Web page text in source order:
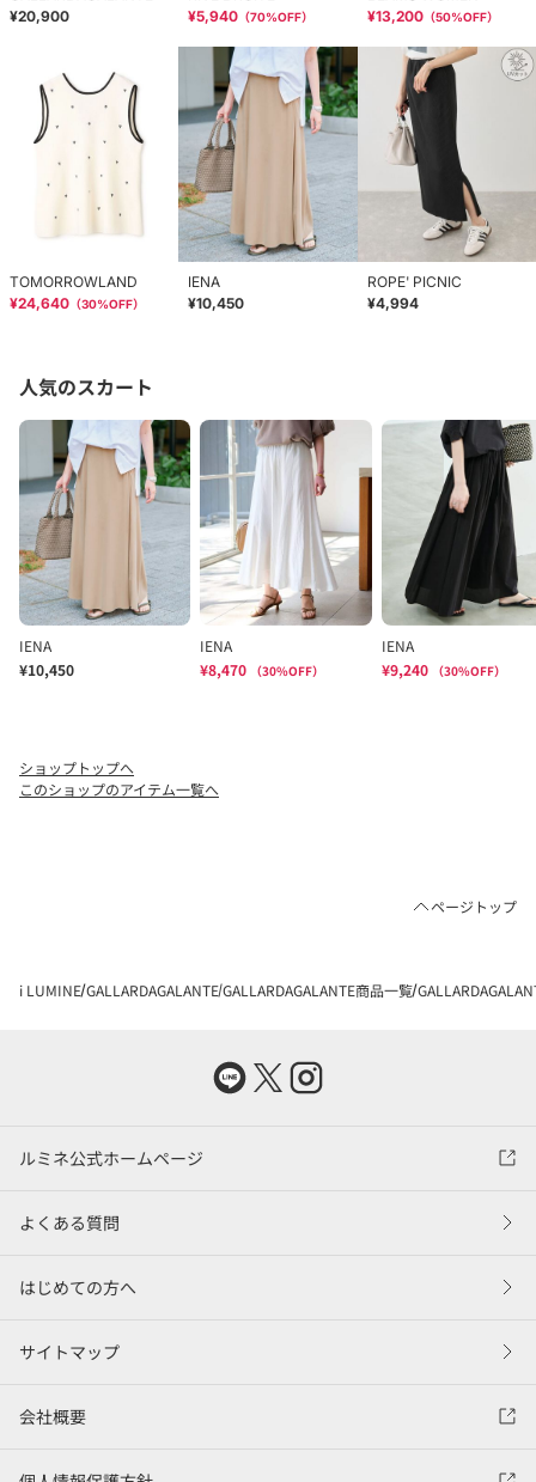
ショップトップへ
このショップのアイテム一覧へ
ページトップ
i LUMINE GALLARDAGALANTE GALLARDAGALANTE商品一覧
ルミネ公式ホームページ
よくある質問
はじめての方へ
サイトマップ
会社概要